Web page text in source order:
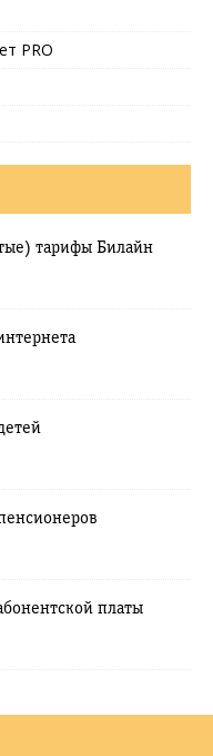
PRO
тарифы Билайн
платы